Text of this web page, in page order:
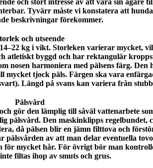
Tyvärr måste vi konstatera att
beskrivningar förekommer.
och utseende
kg i vikt. Storleken varierar mycket,
atletiskt byggd och har rektangulär
nosen harmoniera med pälsens färg. Den
tjock päls. Färgen ska vara
Längd på svans kan variera från
Pälsvård
gör den lämplig till såväl vattenarbete
pälsvård. Den maskinklipps regelbundet,
då pälsen blir en jämn filttova och
pälsvården av att man delar eventuella
mycket hår. För övrigt bör man
filtas ihop av smuts och grus.